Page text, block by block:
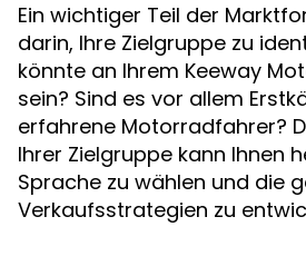
Ein wichtiger Teil der
darin, Ihre Zielgruppe zu
könnte an Ihrem Keeway
sein? Sind es vor allem
erfahrene Motorradfahrer?
Ihrer Zielgruppe kann Ihnen
Sprache zu wählen und die
Verkaufsstrategien zu